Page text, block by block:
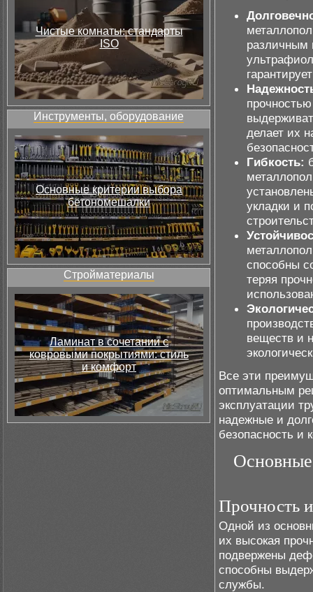
Чистые комнаты: стандарты
ISO
Инструменты, оборудование
Основные критерии выбора
бетономешалки
Стройматериалы
Ламинат в сочетании с
ковровыми покрытиями: стиль
и комфорт
различным
делает их
Гибкость:
укладки и
способны
теряя
веществ и
Все эти
оптимальным
эксплуатации
надежные и
безопасность и
Прочность
Одной из
их высокая
подвержены
способны
службы.